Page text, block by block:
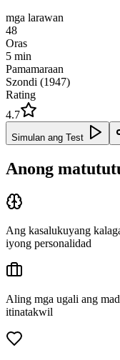
mga larawan
48
Oras
5 min
Pamamaraan
Szondi (1947)
Rating
4.7
Simulan ang Test
Anong
Ang kasalukuyang
iyong personalidad
Aling mga ugali ang
itinatakwil